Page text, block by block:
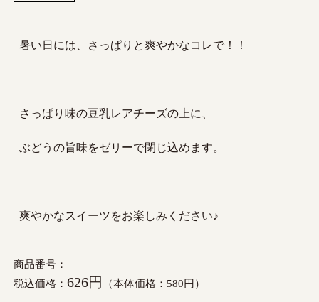
暑い日には、さっぱりと爽やかなコレで！！
さっぱり味の豆乳レアチーズの上に、
ぶどうの旨味をゼリーで閉じ込めます。
爽やかなスイーツをお楽しみください♪
商品番号：
税込価格： 626円 （本体価格：580円）